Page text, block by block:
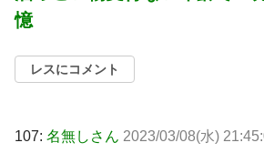
憶
レスにコメント
107: 名無しさん 2023/03/08(水)